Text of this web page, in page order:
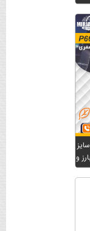
و